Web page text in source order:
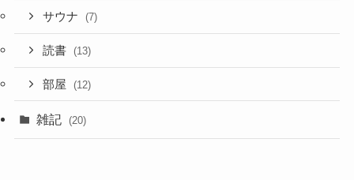
サウナ (7)
読書 (13)
部屋 (12)
雑記 (20)